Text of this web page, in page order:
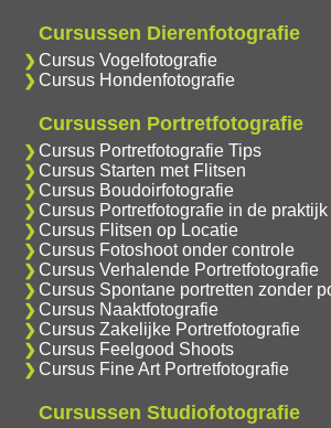
Cursussen Dierenfotografie
Cursus Vogelfotografie
Cursus Hondenfotografie
Cursussen Portretfotografie
Cursus Portretfotografie Tips
Cursus Starten met Flitsen
Cursus Boudoirfotografie
Cursus Portretfotografie in de praktijk
Cursus Flitsen op Locatie
Cursus Fotoshoot onder controle
Cursus Verhalende Portretfotografie
Cursus Spontane portretten zonder
Cursus Naaktfotografie
Cursus Zakelijke Portretfotografie
Cursus Feelgood Shoots
Cursus Fine Art Portretfotografie
Cursussen Studiofotografie